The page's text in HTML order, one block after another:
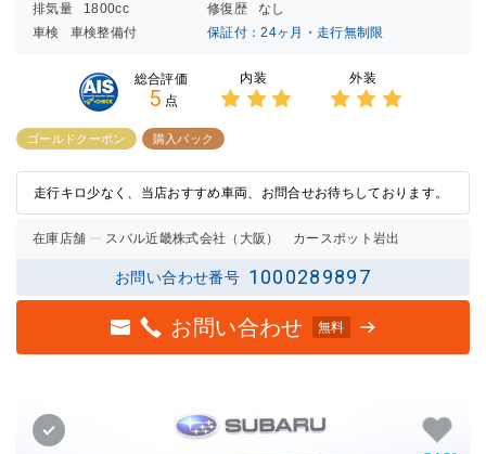
排気量
1800cc 修復歴
なし
車検
車検整備付 保証付：24ヶ月・走行無制限
総合評価
5 点
内装
3点の
外装
ゴールドクーポン 購入パック
走行キロ少なく、当店おすすめ車両、お問合せお待ちしております。
在庫店舗 スバル近畿株式会社（大阪） カースポット岩出
お問い合わせ番号 1000289897
お問い合わせ 無料